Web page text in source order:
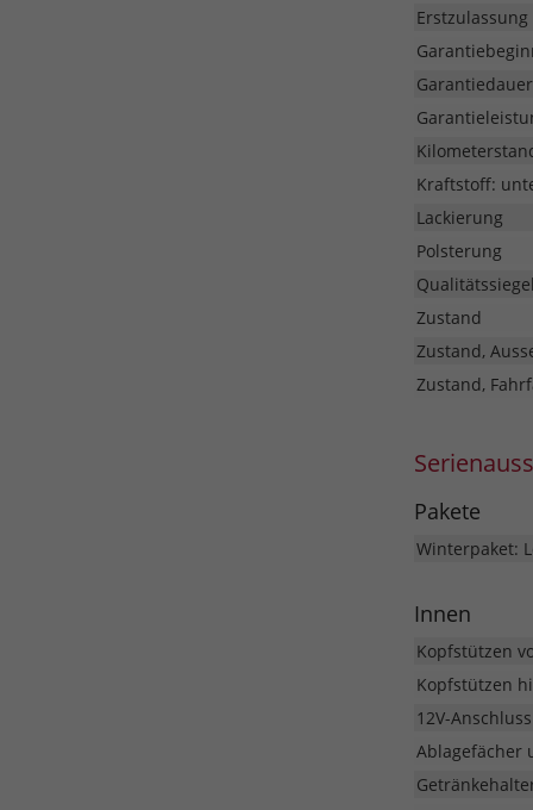
Erstzulassung
Garantiedauer
Kraftstoff:
Lackierung
Polsterung
Qualitätssiegel
Zustand
Zustand,
Zustand,
Pakete
Winterpaket:
Innen
Kopfstützen
Kopfstützen
12V-
Ablagefächer